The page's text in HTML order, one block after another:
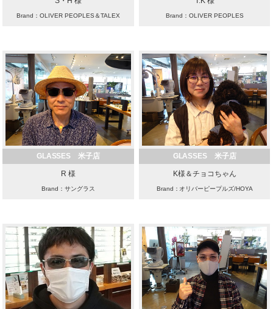
Brand：OLIVER PEOPLES＆TALEX Brand：OLIVER PEOPLES
GLASSES 米子店
R 様
Brand：サングラス
GLASSES 米子店
K様＆チョコちゃん
Brand：オリバーピープルズ/HOYA